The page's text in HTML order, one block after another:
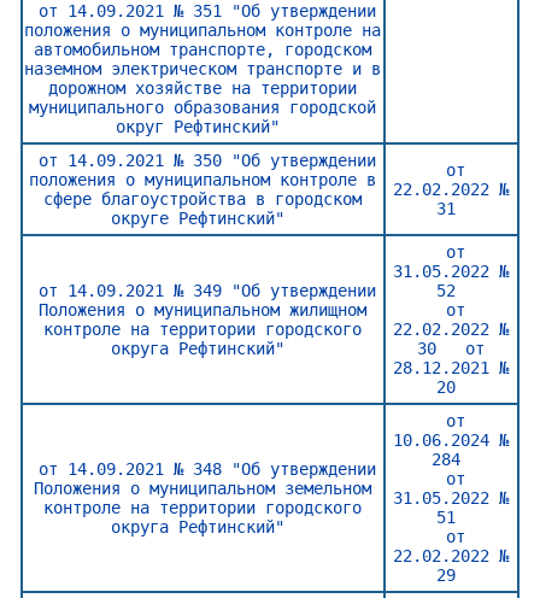
от 14.09.2021 № 351 "Об утверждении
положения о муниципальном контроле на
автомобильном транспорте, городском
наземном электрическом транспорте и в
дорожном хозяйстве на территории
муниципального образования городской
округ Рефтинский"
от 14.09.2021 № 350 "Об утверждении
положения о муниципальном контроле в
сфере благоустройства в городском
округе Рефтинский"
от
22.02.2022 №
31
от 14.09.2021 № 349 "Об утверждении
Положения о муниципальном жилищном
контроле на территории городского
округа Рефтинский"
от
31.05.2022 №
52
от
22.02.2022 №
30
от
28.12.2021 №
20
от 14.09.2021 № 348 "Об утверждении
Положения о муниципальном земельном
контроле на территории городского
округа Рефтинский"
от
10.06.2024 №
284
от
31.05.2022 №
51
от
22.02.2022 №
29